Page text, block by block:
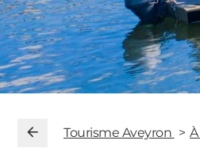
Tourisme Aveyron